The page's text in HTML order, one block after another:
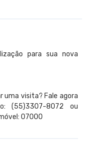
para sua nova
uma visita? Fale agora
(55)3307-8072 ou
07000